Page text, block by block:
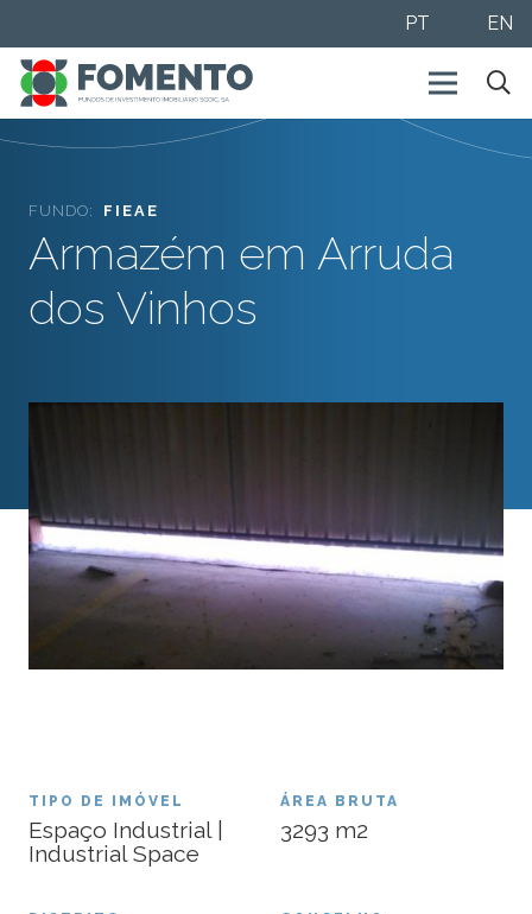
PT EN
FUNDO: FIEAE
Armazém em Arruda
dos Vinhos
TIPO DE IMÓVEL
Espaço Industrial |
Industrial Space
ÁREA BRUTA
3293 m2